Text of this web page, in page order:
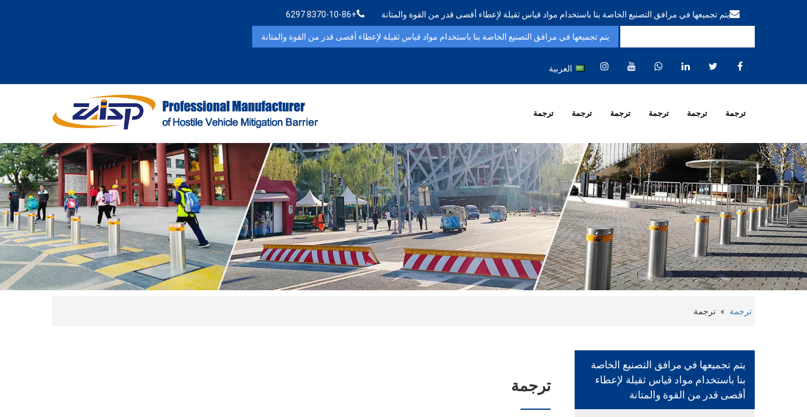
يتم تجميعها في مرافق التصنيع الخاصة بنا باستخدام مواد قياس ثقيلة لإعطاء أقصى قدر من القوة والمتانة +86-10-8370 6297
العربية
ترجمة ترجمة ترجمة ترجمة ترجمة ترجمة
ترجمة » ترجمة
ترجمة
يتم تجميعها في مرافق التصنيع الخاصة
بنا باستخدام مواد قياس ثقيلة لإعطاء
أقصى قدر من القوة والمتانة